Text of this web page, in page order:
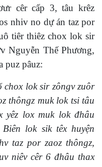
cêr cấp 3, tâu krêz
nhiv no dự án taz por
tiêr thiêz chox lok sir
Nguyễn Thế Phương,
puz pâuz:
lok sir zôngv zuôr
thôngz muk lok tsi tâu
yêz lox muk lok đhâu
lok sik têx huyện
taz por zaoz thôngz,
niêv cêr 6 đhâu thax